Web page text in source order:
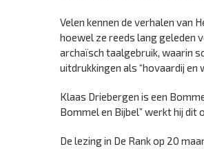
Velen kennen de verhalen van
hoewel ze reeds lang geleden
archaïsch taalgebruik, waarin
uitdrukkingen als “hovaardij en
Klaas Driebergen is een
Bommel en Bijbel” werkt hij dit
De lezing in De Rank op 20